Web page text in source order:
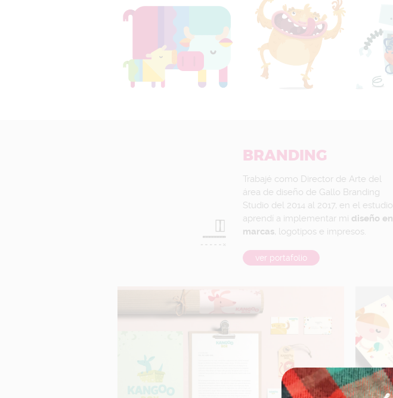
BRANDING
Trabajé como Director de Arte del
área de diseño de Gallo Branding
Studio del 2014 al 2017, en el estudio
aprendí a implementar mi diseño en
marcas, logotipos e impresos.
ver portafolio